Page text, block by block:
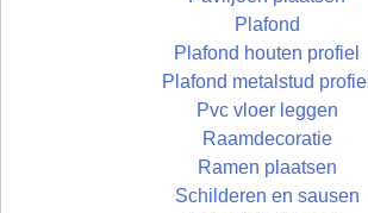
Plafond
Plafond houten profiel
Plafond metalstud profiel
Pvc vloer leggen
Raamdecoratie
Ramen plaatsen
Schilderen en sausen